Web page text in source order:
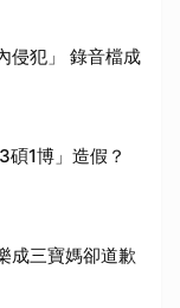
侵犯」 錄音檔成
1博」造假？
成三寶媽卻道歉